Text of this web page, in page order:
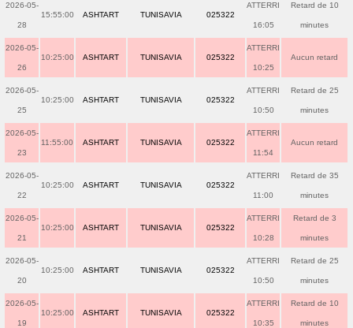
2026-05-
28
15:55:00 ASHTART TUNISAVIA 025322
ATTERRI
16:05
Retard de 10
minutes
2026-05-
26
10:25:00 ASHTART TUNISAVIA 025322
ATTERRI
10:25
Aucun retard
2026-05-
25
10:25:00 ASHTART TUNISAVIA 025322
ATTERRI
10:50
Retard de 25
minutes
2026-05-
23
11:55:00 ASHTART TUNISAVIA 025322
ATTERRI
11:54
Aucun retard
2026-05-
22
10:25:00 ASHTART TUNISAVIA 025322
ATTERRI
11:00
Retard de 35
minutes
2026-05-
21
10:25:00 ASHTART TUNISAVIA 025322
ATTERRI
10:28
Retard de 3
minutes
2026-05-
20
10:25:00 ASHTART TUNISAVIA 025322
ATTERRI
10:50
Retard de 25
minutes
2026-05-
19
10:25:00 ASHTART TUNISAVIA 025322
ATTERRI
10:35
Retard de 10
minutes